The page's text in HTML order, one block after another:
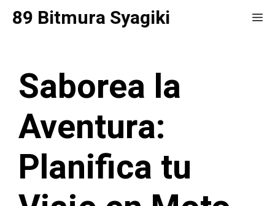
Saltar
89 Bitmura Syagiki
Saborea la
Aventura:
Planifica tu